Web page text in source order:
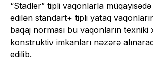
“Stadler” tipli vaqonlarla
edilən standart+ tipli yataq
baqaj norması bu vaqonların
konstruktiv imkanları nəzərə
edilib.